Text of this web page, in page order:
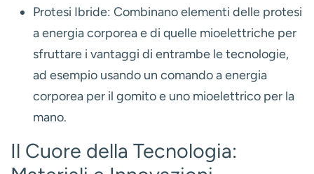
Protesi Ibride: Combinano elementi delle protesi
a energia corporea e di quelle mioelettriche per
sfruttare i vantaggi di entrambe le tecnologie,
ad esempio usando un comando a energia
corporea per il gomito e uno mioelettrico per la
mano.
Il Cuore della Tecnologia: